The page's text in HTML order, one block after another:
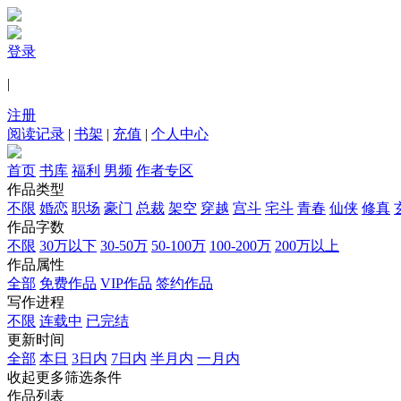
登录
|
注册
阅读记录 | 书架 | 充值 | 个人中心
首页 书库 福利 男频 作者专区
作品类型
不限 婚恋 职场 豪门 总裁 架空 穿越 宫斗 宅斗 青春 仙侠 修真
作品字数
不限 30万以下 30-50万 50-100万 100-200万 200万以上
作品属性
全部 免费作品 VIP作品 签约作品
写作进程
不限 连载中 已完结
更新时间
全部 本日 3日内 7日内 半月内 一月内
收起更多筛选条件
作品列表